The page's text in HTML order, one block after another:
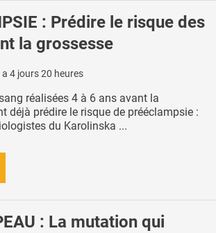
: Prédire le risque des
la grossesse
a 4 jours 20 heures
réalisées 4 à 6 ans avant la
déjà prédire le risque de prééclampsie :
du Karolinska ...
: La mutation qui